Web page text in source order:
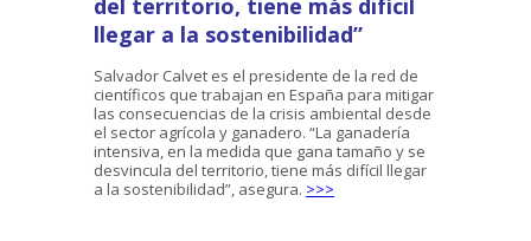
del territorio, tiene más difícil
llegar a la sostenibilidad”
Salvador Calvet es el presidente de la red de
científicos que trabajan en España para mitigar
las consecuencias de la crisis ambiental desde
el sector agrícola y ganadero. “La ganadería
intensiva, en la medida que gana tamaño y se
desvincula del territorio, tiene más difícil llegar
a la sostenibilidad”, asegura. >>>